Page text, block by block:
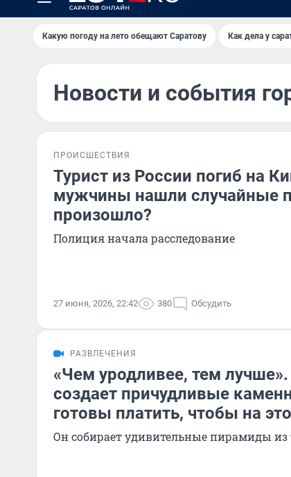
Какую погоду на лето обещают Саратову Как дела у
Новости и события
ПРОИСШЕСТВИЯ
Турист из России погиб на
мужчины нашли случайные
произошло?
Полиция начала расследование
27 июня, 2026, 22:42 380 Обсудить
РАЗВЛЕЧЕНИЯ
«Чем уродливее, тем
создает причудливые
готовы платить, чтобы на
Он собирает удивительные пирамиды из